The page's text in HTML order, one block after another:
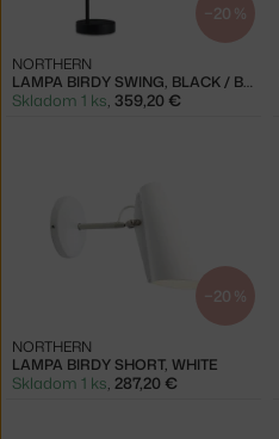
−20 %
LAMPA BIRDY SWING, BLACK / BLACK
NORTHERN
Skladom 1 ks, 359,20 €
−20 %
LAMPA BIRDY SHORT, WHITE
NORTHERN
Skladom 1 ks, 287,20 €